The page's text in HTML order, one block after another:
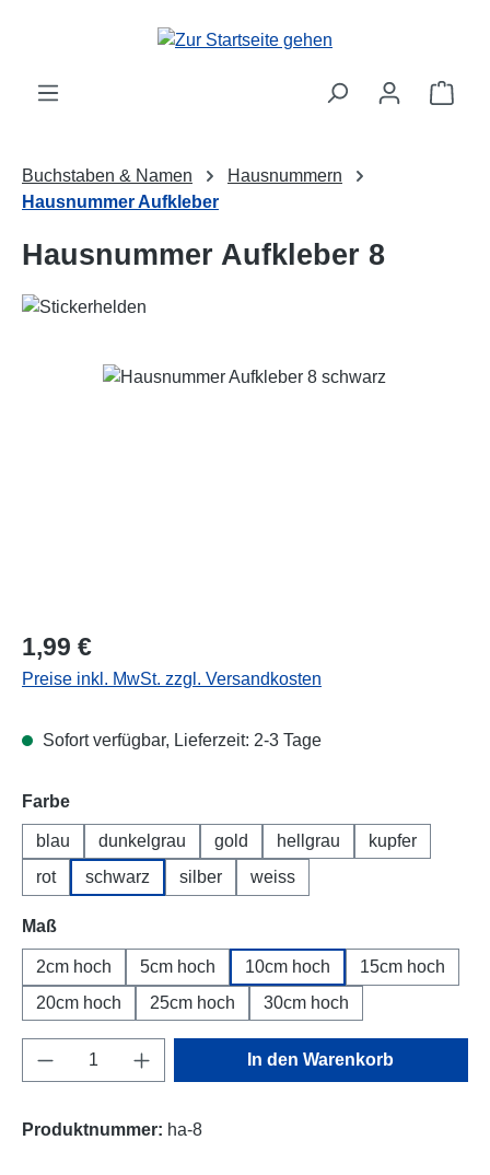
Zum Hauptinhalt springen
Buchstaben & Namen
Hausnummern
Hausnummer Aufkleber
Hausnummer Aufkleber 8
Bildergalerie überspringen
Regulärer Preis:
1,99 €
Preise inkl. MwSt. zzgl. Versandkosten
Sofort verfügbar, Lieferzeit: 2-3 Tage
Farbe
blau dunkelgrau gold hellgrau
kupfer
rot
schwarz silber weiss
Maß
2cm hoch 5cm hoch 10cm hoch
15cm hoch
20cm hoch
25cm hoch 30cm hoch
Produkt Anzahl: Gib den gewünschten
In den Warenkorb
Produktnummer: ha-8